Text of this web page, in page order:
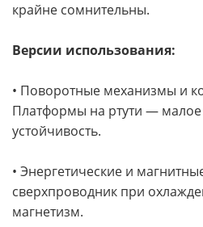
крайне сомнительны.
Версии использования:
• Поворотные механизмы и
Платформы на ртути — малое
устойчивость.
• Энергетические и
сверхпроводник при
магнетизм.